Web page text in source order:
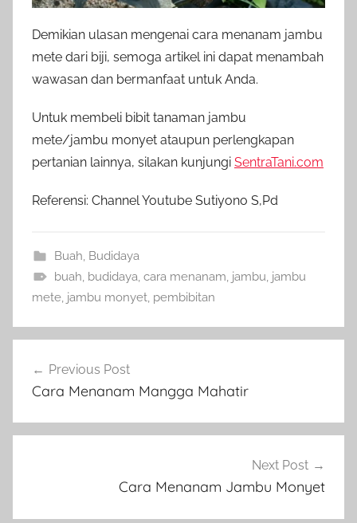
Demikian ulasan mengenai cara menanam jambu
mete dari biji, semoga artikel ini dapat menambah
wawasan dan bermanfaat untuk Anda.
Untuk membeli bibit tanaman jambu
mete/jambu monyet ataupun perlengkapan
pertanian lainnya, silakan kunjungi SentraTani.com
Referensi: Channel Youtube Sutiyono S,Pd
Buah, Budidaya
buah, budidaya, cara menanam, jambu, jambu
mete, jambu monyet, pembibitan
pos
Previous Post
Cara Menanam Mangga Mahatir
Next Post
Cara Menanam Jambu Monyet